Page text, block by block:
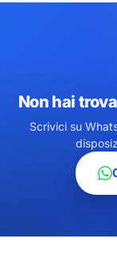
Non hai
Scrivici su